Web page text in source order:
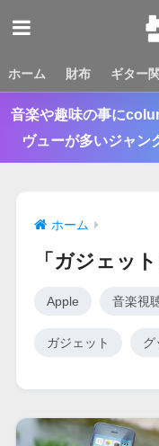
ホーム 財布 ギター
音楽や趣味の事に
ヴューが多いジャン
ホーム
「ガジェッ
Apple 音楽視
ガジェット グ